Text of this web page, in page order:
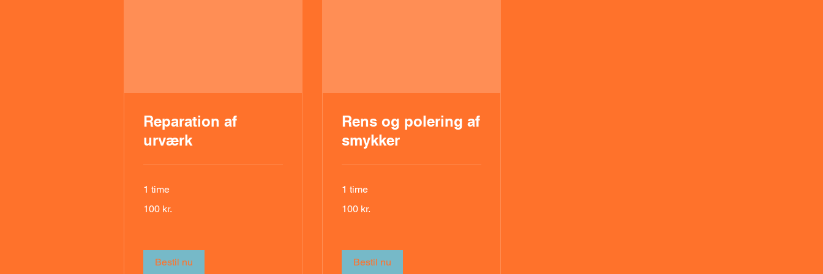
Reparation af
urværk
1 time
danske
100 kr.
Bestil nu
Rens og polering af
smykker
1 time
danske
100 kr.
Bestil nu